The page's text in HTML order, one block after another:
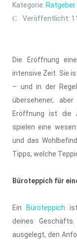
Kategorie: Ratgeber
Veröffentlicht:
Die Eröffnung
intensive Zeit. Sie
– und in der
übersehener,
Eröffnung ist die
spielen eine
und das
Tipps, welche
Büroteppich für
Ein Büroteppich
deines
ausgelegt, den